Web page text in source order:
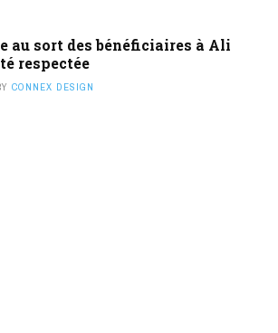
au sort des bénéficiaires à Ali
respectée
CONNEX DESIGN